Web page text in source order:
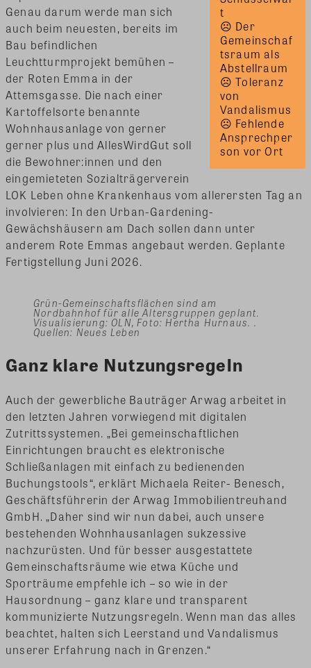
t
☹ Der
Gemeinschaf
tsraum als
Abstellraum
☹ Toleranz
von
Vandalismus
☹ Fehlende
Ansprechper
son vor Ort
Genau darum werde man sich
auch beim neuesten, bereits im
Bau befindlichen
Leuchtturmprojekt bemühen –
der Roten Emma in der
Attemsgasse. Die nach einer
Kartoffelsorte benannte
Wohnhausanlage von gerner
gerner plus und AllesWirdGut soll
die Bewohner:innen und den
eingemieteten Sozialträgerverein
LOK Leben ohne Krankenhaus vom allerersten Tag an
involvieren: In den Urban-Gardening-
Gewächshäusern am Dach sollen dann unter
anderem Rote Emmas angebaut werden. Geplante
Fertigstellung Juni 2026.
Grün-Gemeinschaftsflächen sind am
Nordbahnhof für alle Altersgruppen geplant.
Visualisierung: OLN, Foto: Hertha Hurnaus. .
Quellen: Neues Leben
Ganz klare Nutzungsregeln
Auch der gewerbliche Bauträger Arwag arbeitet in
den letzten Jahren vorwiegend mit digitalen
Zutrittssystemen. „Bei gemeinschaftlichen
Einrichtungen braucht es elektronische
Schließanlagen mit einfach zu bedienenden
Buchungstools“, erklärt Michaela Reiter- Benesch,
Geschäftsführerin der Arwag Immobilientreuhand
GmbH. „Daher sind wir nun dabei, auch unsere
bestehenden Wohnhausanlagen sukzessive
nachzurüsten. Und für besser ausgestattete
Gemeinschaftsräume wie etwa Küche und
Sporträume empfehle ich – so wie in der
Hausordnung – ganz klare und transparent
kommunizierte Nutzungsregeln. Wenn man das alles
beachtet, halten sich Leerstand und Vandalismus
unserer Erfahrung nach in Grenzen.“